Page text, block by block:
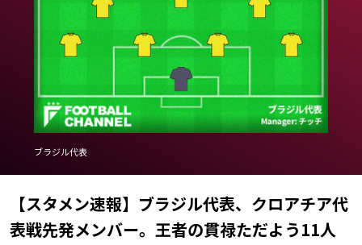
Teams
Team Japan
日程・結果
Schedule
ランキング
Ranking
ブラジル代表
【スタメン速報】ブラジル代表、クロアチア代
表戦先発メンバー。王者の貫禄ただよう11人